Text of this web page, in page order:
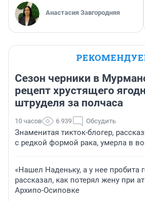
Анастасия Завгородняя
Сезон черники в
рецепт хрустящего
штруделя за полчаса
10 часов 6 939 Обсудить
Знаменитая тикток-блогер,
с редкой формой рака, умерла в
«Нашел Наденьку, а у нее пробита
рассказал, как потерял жену при
Архипо-Осиповке